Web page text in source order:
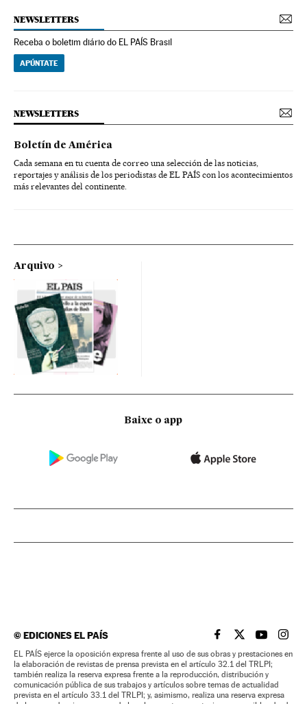
NEWSLETTERS
Receba o boletim diário do EL PAÍS Brasil
APÚNTATE
NEWSLETTERS
Boletín de América
Cada semana en tu cuenta de correo una selección de las noticias,
reportajes y análisis de los periodistas de EL PAÍS con los acontecimientos
más relevantes del continente.
Arquivo
Baixe o app
©EDICIONES EL PAÍS EL PAÍS BRASIL EN
EL PAÍSEL PAÍS
EL
EL PAÍS ejerce la oposición expresa frente al uso de sus obras y prestaciones en
la elaboración de revistas de prensa prevista en el artículo 32.1 del TRLPI;
también realiza la reserva expresa frente a la reproducción, distribución y
comunicación pública de sus trabajos y artículos sobre temas de actualidad
prevista en el artículo 33.1 del TRLPI; y, asimismo, realiza una reserva expresa